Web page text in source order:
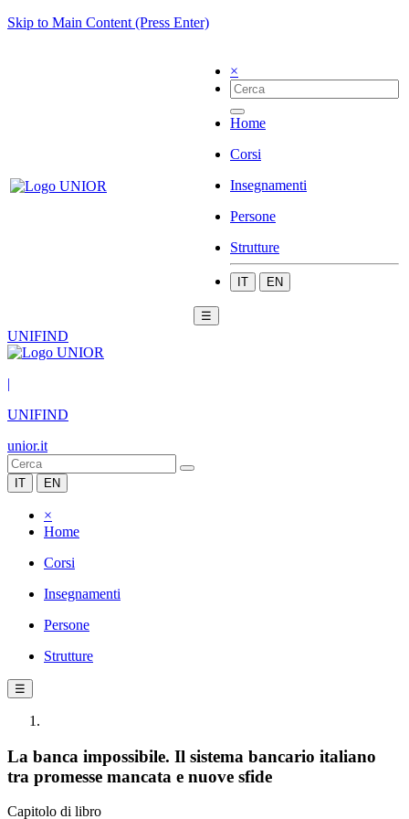
Skip to Main Content (Press Enter)
×
Home
Corsi
Insegnamenti
Persone
Strutture
IT EN
☰
UNIFIND
|
UNIFIND
unior.it
IT EN
×
Home
Corsi
Insegnamenti
Persone
Strutture
☰
La banca impossibile. Il sistema bancario italiano
tra promesse mancata e nuove sfide
Capitolo di libro